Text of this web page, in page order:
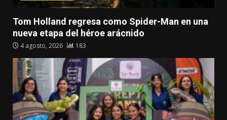
Tom Holland regresa como Spider-Man en una
nueva etapa del héroe arácnido
4 agosto, 2026 183